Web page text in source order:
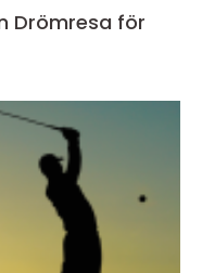
Drömresa för